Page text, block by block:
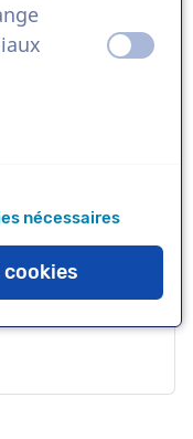
Chaude
éteint
nécessaires